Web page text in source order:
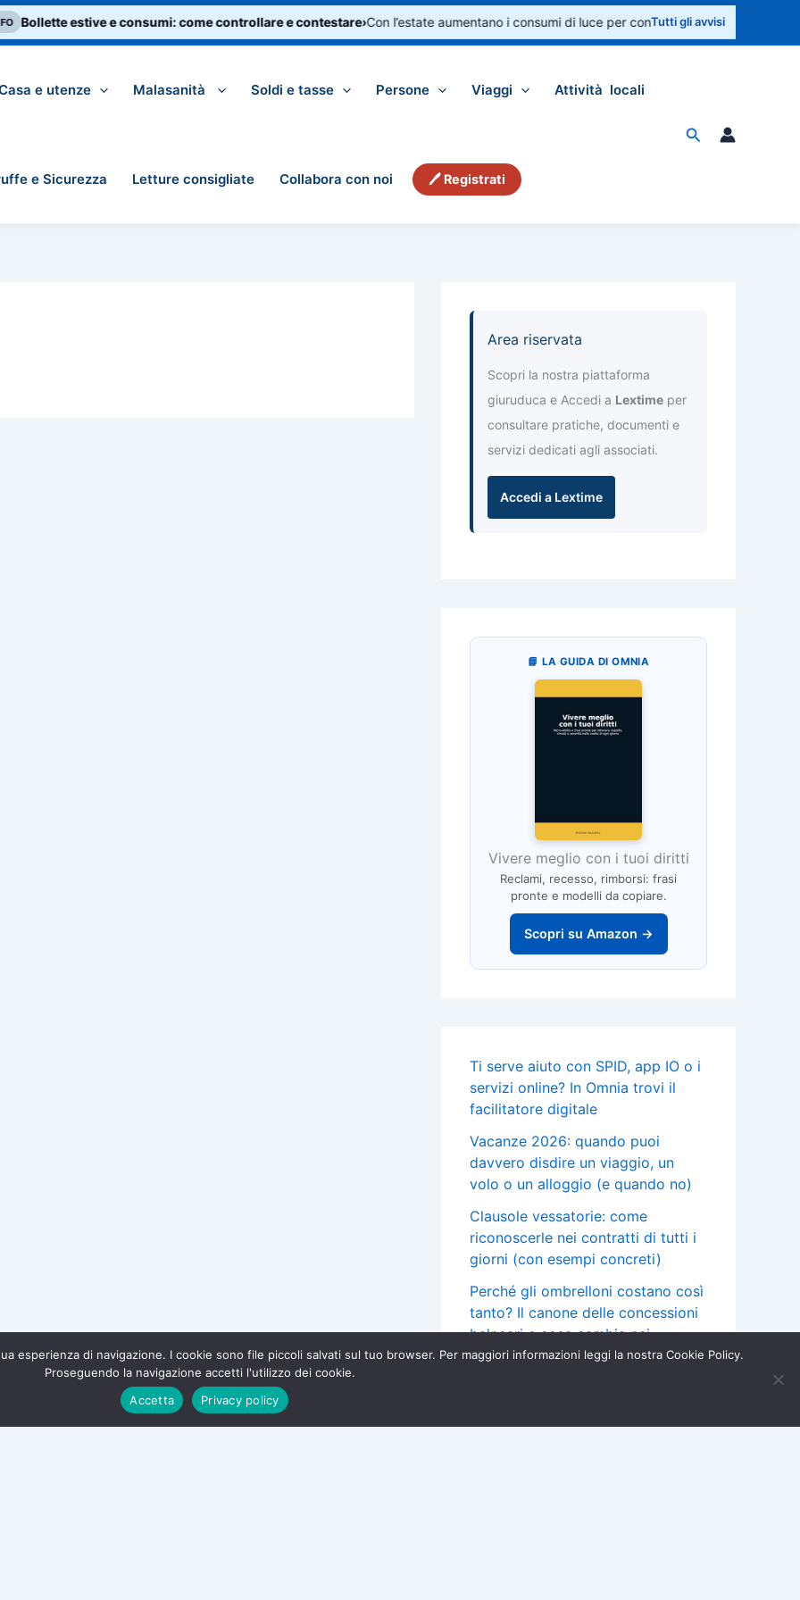
Bollette estive e consumi: come controllare e contestare›Con l’estate aumentano i consumi di luce per condizionatori e ventilatori.
Tutti gli avvisi
e utenze Malasanità Soldi e tasse Persone Viaggi Attività locali
e Sicurezza Letture consigliate Collabora con noi 🖊 Registrati
Cerca
Area riservata
Scopri la nostra piattaforma
giuruduca e Accedi a Lextime per
consultare pratiche, documenti e
servizi dedicati agli associati.
Accedi a Lextime
📘 LA GUIDA DI OMNIA
Vivere meglio con i tuoi diritti
Reclami, recesso, rimborsi: frasi
pronte e modelli da copiare.
Scopri su Amazon →
Ti serve aiuto con SPID, app IO o i
servizi online? In Omnia trovi il
facilitatore digitale
Vacanze 2026: quando puoi
davvero disdire un viaggio, un
volo o un alloggio (e quando no)
Clausole vessatorie: come
riconoscerle nei contratti di tutti i
giorni (con esempi concreti)
Perché gli ombrelloni costano così
tanto? Il canone delle concessioni
balneari e cosa cambia nei
prossimi anni
chiedere un rimborso
e difendi i tuoi diritti.
esperienza di navigazione. I cookie sono file piccoli salvati sul tuo browser. Per maggiori informazioni leggi la nostra Cookie Policy.
Proseguendo la navigazione accetti l'utilizzo dei cookie.
Accetta
Privacy policy